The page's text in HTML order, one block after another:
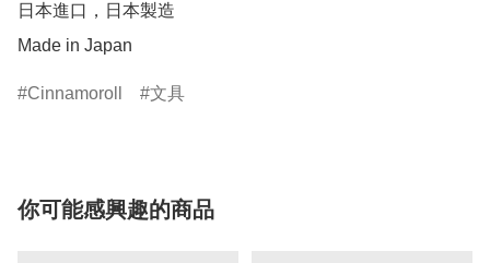
日本進口，日本製造
Made in Japan
Cinnamoroll 文具
你可能感興趣的商品